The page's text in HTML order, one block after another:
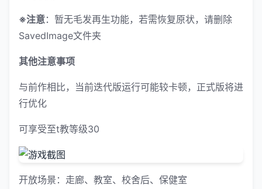
※注意：暂无毛发再生功能，若需恢复原状，请删除
SavedImage文件夹
其他注意事项
与前作相比，当前迭代版运行可能较卡顿，正式版将进
行优化
可享受至t教等级30
开放场景：走廊、教室、校舍后、保健室